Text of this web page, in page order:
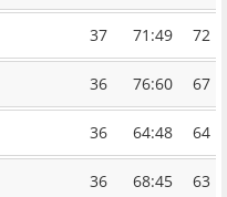
37 71:49 72
36 76:60 67
36 64:48 64
36 68:45 63